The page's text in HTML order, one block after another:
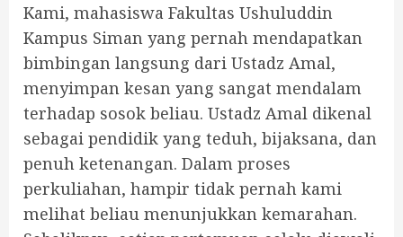
Kami, mahasiswa Fakultas Ushuluddin
Kampus Siman yang pernah mendapatkan
bimbingan langsung dari Ustadz Amal,
menyimpan kesan yang sangat mendalam
terhadap sosok beliau. Ustadz Amal dikenal
sebagai pendidik yang teduh, bijaksana, dan
penuh ketenangan. Dalam proses
perkuliahan, hampir tidak pernah kami
melihat beliau menunjukkan kemarahan.